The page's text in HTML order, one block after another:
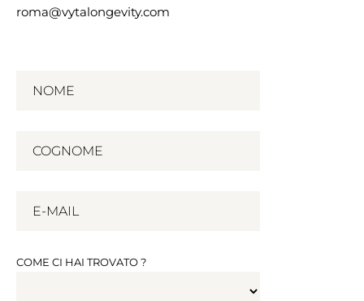
COME CI HAI TROVATO ?
roma@vytalongevity.com